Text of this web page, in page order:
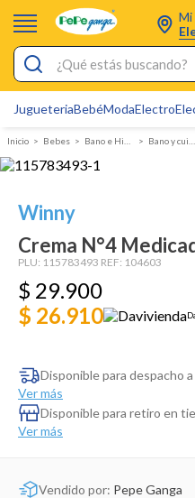
Mi
¿Qué estás buscando?
JugueteriaBebéModaElectro
Bebes Bano e Higiene Bano y cuidado de la piel
Winny
Crema N°4
PLU: 115783493 REF: 104603
$ 29.900
$ 26.910
Disponible para despacho
Ver más
Disponible para retiro en
Ver más
Vendido por: Pepe Ganga
Pijamas
Figuras Toy Story
Carters
Cartas Pokemon
Silla Mecedora Bebé
Cuna Colecho
Dinosaurio Juguete